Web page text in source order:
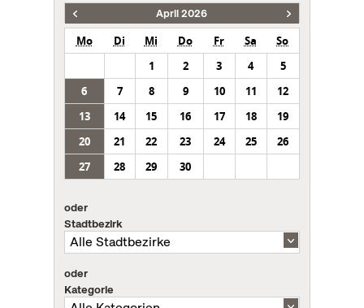
April 2026
Mo Di Mi Do Fr Sa
So
1
2 3 4
5
6
7 8 9 10 11
12
13
14 15 16 17 18
19
20
21 22 23 24 25
26
27
28 29 30
oder
Stadtbezirk
oder
Kategorie